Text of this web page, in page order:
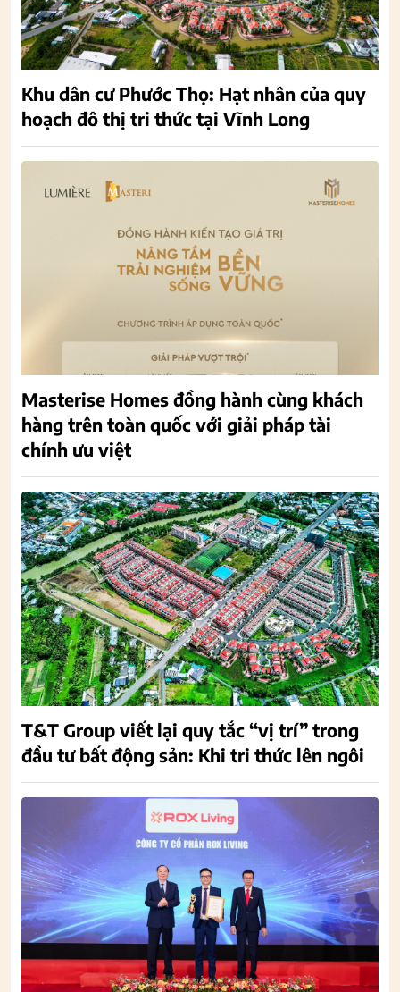
Khu dân cư Phước Thọ: Hạt nhân của quy
hoạch đô thị tri thức tại Vĩnh Long
Masterise Homes đồng hành cùng khách
hàng trên toàn quốc với giải pháp tài
chính ưu việt
T&T Group viết lại quy tắc “vị trí” trong
đầu tư bất động sản: Khi tri thức lên ngôi